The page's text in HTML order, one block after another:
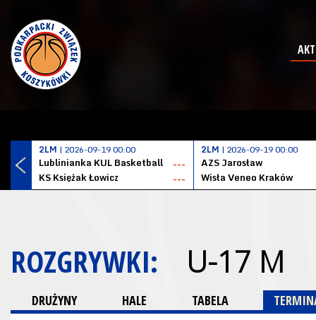
2LM | 2026-09-19 00:00
Lublinianka KUL Basketball
---
KS Księżak Łowicz
---
2LM | 2026-09-19 00:00
AZS Jarosław
Wisła Veneo Kraków
ROZGRYWKI: U-17 M
DRUŻYNY HALE TABELA